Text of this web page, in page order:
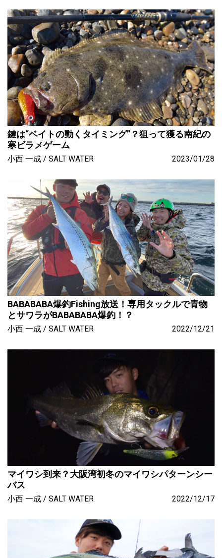
鍵は“ベイトの動くタイミング”？狙って獲る南紀の
寒ビラメゲーム
小西 一成 SALT WATER 2023/01/28
BABABABA爆釣Fishing放送！専用タックルで青物
とサワラがBABABABA爆釣！？
小西 一成 SALT WATER 2022/12/21
マイワシ到来？大阪湾初冬のマイワシパターンシー
バス
小西 一成 SALT WATER 2022/12/17